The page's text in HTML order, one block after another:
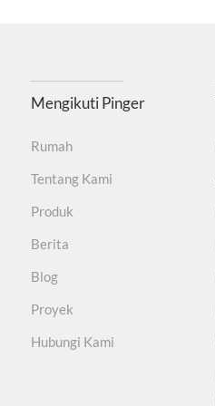
Mengikuti Pinger
Rumah
Tentang Kami
Produk
Berita
Blog
Proyek
Hubungi Kami